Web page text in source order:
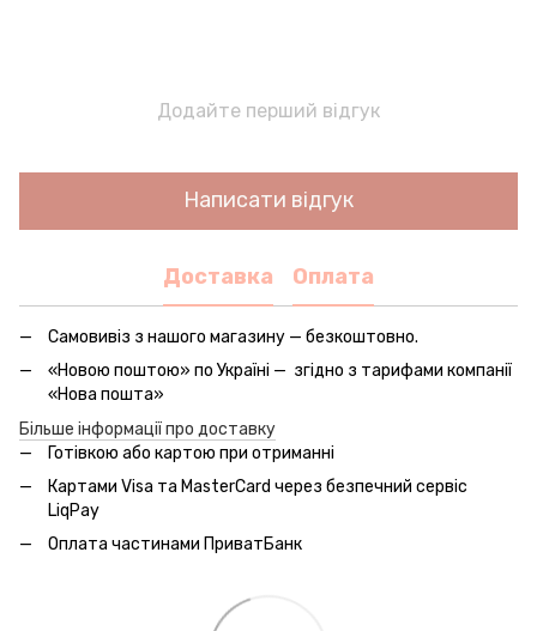
Додайте перший відгук
Написати відгук
Доставка Оплата
Самовивіз з нашого магазину — безкоштовно.
«Новою поштою» по Україні — згідно з тарифами компанії
«Нова пошта»
Більше інформації про доставку
Готівкою або картою при отриманні
Картами Visa та MasterCard через безпечний сервic
LiqPay
Оплата частинами ПриватБанк